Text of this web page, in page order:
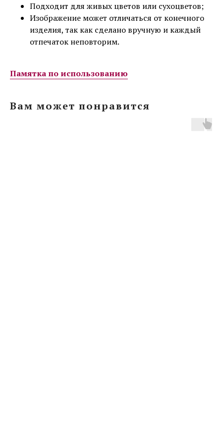
Подходит для живых цветов или сухоцветов;
Изображение может отличаться от конечного
изделия, так как сделано вручную и каждый
отпечаток неповторим.
Памятка по использованию
Вам может понравится